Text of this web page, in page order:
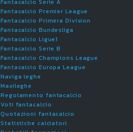
Fantacalcio Serie A
Fantacalcio Premier League
Fantacalcio Primera Division
Fantacalcio Bundesliga
Fantacalcio Ligue1
Fantacalcio Serie B
Fantacalcio Champions League
Fantacalcio Europa League
Naviga leghe
Maxileghe
Regolamento fantacalcio
Voti fantacalcio
Quotazioni fantacalcio
Statistiche calciatori